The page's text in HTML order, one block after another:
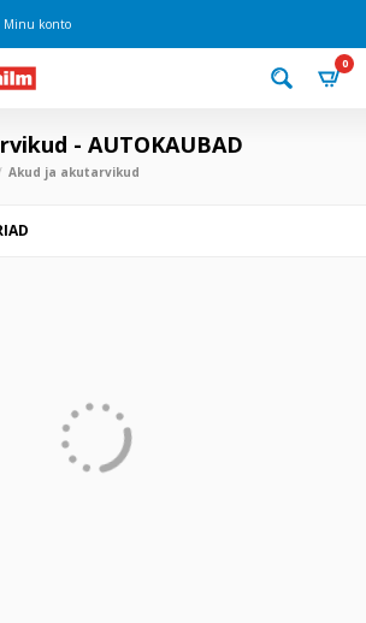
Minu konto
0
- AUTOKAUBAD
Akud ja akutarvikud